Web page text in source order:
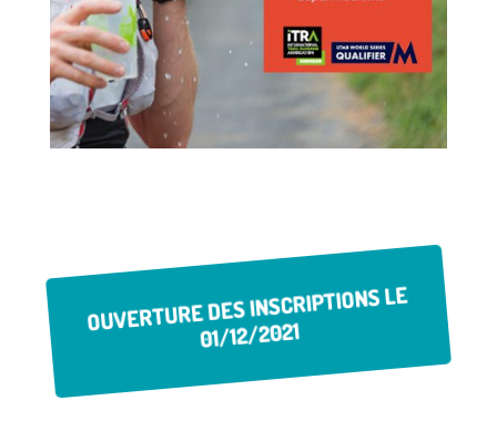
OUVERTURE DES INSCRIPTIONS LE
01/12/2021